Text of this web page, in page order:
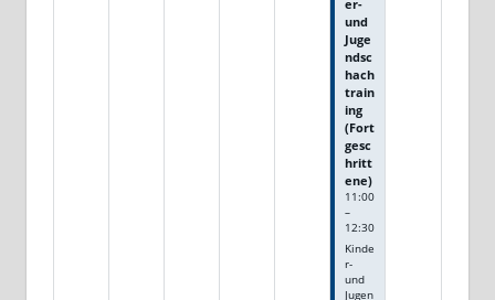
er-
und
Juge
ndsc
hach
train
ing
(Fort
gesc
hritt
ene)
11:00
–
12:30
Kinde
r-
und
Jugen